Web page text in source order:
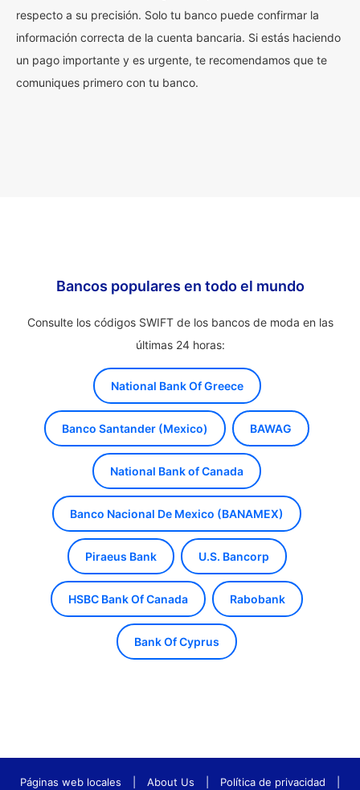
respecto a su precisión. Solo tu banco puede confirmar la
información correcta de la cuenta bancaria. Si estás haciendo
un pago importante y es urgente, te recomendamos que te
comuniques primero con tu banco.
Bancos populares en todo el mundo
Consulte los códigos SWIFT de los bancos de moda en las
últimas 24 horas:
National Bank Of Greece
Banco Santander (Mexico) BAWAG
National Bank of Canada
Banco Nacional De Mexico (BANAMEX)
Piraeus Bank U.S. Bancorp
HSBC Bank Of Canada Rabobank
Bank Of Cyprus
Páginas web locales About Us Política de privacidad